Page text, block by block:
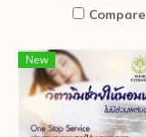
Compare
New